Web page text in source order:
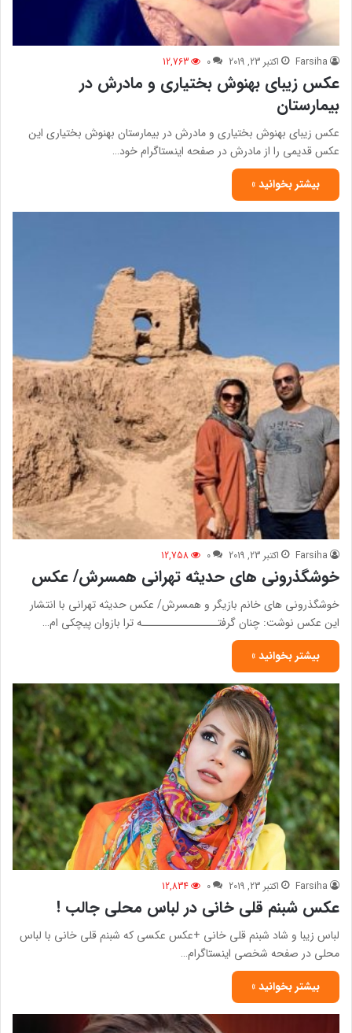
Farsiha اکتبر 23, 2019 0
12,763
عکس زیبای بهنوش بختیاری و مادرش در
بیمارستان
عکس زیبای بهنوش بختیاری و مادرش در بیمارستان بهنوش بختیاری این
عکس قدیمی را از مادرش در صفحه اینستاگرام خود…
بیشتر بخوانید »
Farsiha اکتبر 23, 2019 0
12,758
خوشگذرونی های حدیثه تهرانی همسرش/ عکس
خوشگذرونی های خانم بازیگر و همسرش/ عکس حدیثه تهرانی با انتشار
این عکس نوشت: چنان گرفتــــــــــــــــه ترا بازوان پیچکی ام…
بیشتر بخوانید »
Farsiha اکتبر 23, 2019 0
12,834
عکس شبنم قلی خانی در لباس محلی جالب !
لباس زیبا و شاد شبنم قلی خانی +عکس عکسی که شبنم قلی خانی با لباس
محلی در صفحه شخصی اینستاگرام…
بیشتر بخوانید »